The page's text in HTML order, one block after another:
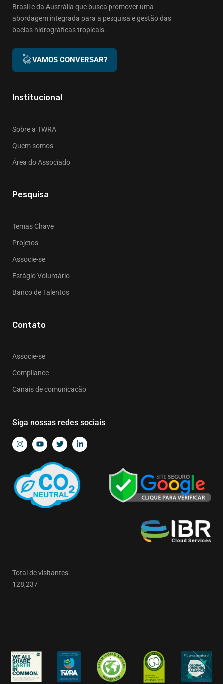
Brasil e da Austrália que busca promover uma
abordagem integrada para a pesquisa e gestão das
bacias hidrográficas tropicais.
VAMOS CONVERSAR?
Institucional
Sobre a TWRA
Quem somos
Área do Associado
Pesquisa
Temas Chave
Projetos
Associe-se
Estágio Voluntário
Banco de Talentos
Contato
Associe-se
Compliance
Canais de comunicação
Siga nossas redes sociais
Total de visitantes:
128,237